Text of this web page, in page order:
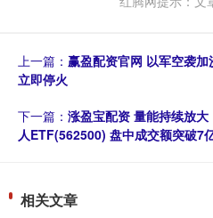
上一篇： 赢盈配资官网 以军空袭
立即停火
下一篇： 涨盈宝配资 量能持续放
人ETF(562500) 盘中成交额突破7
相关文章